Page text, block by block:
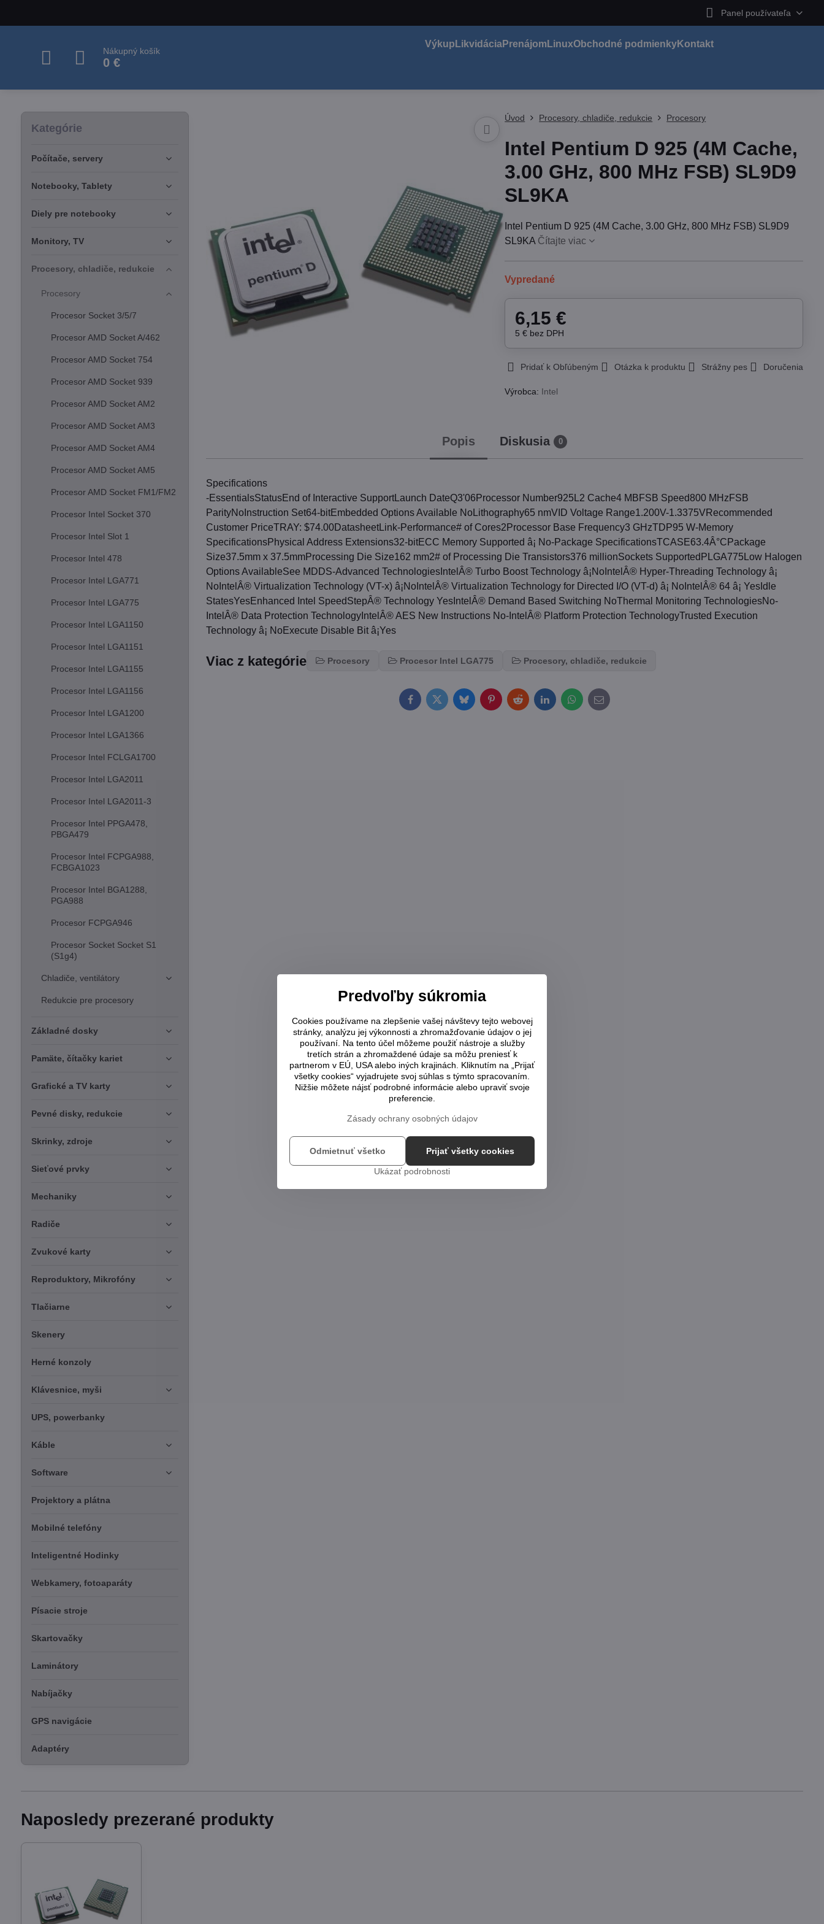
Panel používateľa
Nákupný košík
0 €
Výkup LikvidáciaPrenájom LinuxObchodné podmienkyKontakt
Úvod Procesory, chladiče, redukcie Procesory
Intel Pentium D 925 (4M Cache,
3.00 GHz, 800 MHz FSB) SL9D9
SL9KA
Intel Pentium D 925 (4M Cache, 3.00 GHz, 800 MHz FSB) SL9D9
SL9KA Čítajte viac
Vypredané
6,15 €
5 € bez DPH
Pridať k Obľúbeným Otázka k produktu Strážny pes Doručenia
Výrobca: Intel
Popis Diskusia 0
Specifications
-EssentialsStatusEnd of Interactive SupportLaunch DateQ3'06Processor Number925L2 Cache4 MBFSB Speed800 MHzFSB
ParityNoInstruction Set64-bitEmbedded Options Available NoLithography65 nmVID Voltage Range1.200V-1.3375VRecommended
Customer PriceTRAY: $74.00DatasheetLink-Performance# of Cores2Processor Base Frequency3 GHzTDP95 W-Memory
SpecificationsPhysical Address Extensions32-bitECC Memory Supported â¡ No-Package SpecificationsTCASE63.4Â°CPackage
Size37.5mm x 37.5mmProcessing Die Size162 mm2# of Processing Die Transistors376 millionSockets SupportedPLGA775Low Halogen
Options AvailableSee MDDS-Advanced TechnologiesIntelÂ® Turbo Boost Technology â¡NoIntelÂ® Hyper-Threading Technology â¡
NoIntelÂ® Virtualization Technology (VT-x) â¡NoIntelÂ® Virtualization Technology for Directed I/O (VT-d) â¡ NoIntelÂ® 64 â¡ YesIdle
StatesYesEnhanced Intel SpeedStepÂ® Technology YesIntelÂ® Demand Based Switching NoThermal Monitoring TechnologiesNo-
IntelÂ® Data Protection TechnologyIntelÂ® AES New Instructions No-IntelÂ® Platform Protection TechnologyTrusted Execution
Technology â¡ NoExecute Disable Bit â¡Yes
Viac z kategórie Procesory Procesor Intel LGA775 Procesory, chladiče, redukcie
FacebookTwitterBlueskyPinterestRedditLinkedInWhatsApp
E-
mail
Kategórie
Počítače, servery
Notebooky, Tablety
Diely pre notebooky
Monitory, TV
Procesory, chladiče, redukcie
Procesory
Procesor Socket 3/5/7
Procesor AMD Socket A/462
Procesor AMD Socket 754
Procesor AMD Socket 939
Procesor AMD Socket AM2
Procesor AMD Socket AM3
Procesor AMD Socket AM4
Procesor AMD Socket AM5
Procesor AMD Socket FM1/FM2
Procesor Intel Socket 370
Procesor Intel Slot 1
Procesor Intel 478
Procesor Intel LGA771
Procesor Intel LGA775
Procesor Intel LGA1150
Procesor Intel LGA1151
Procesor Intel LGA1155
Procesor Intel LGA1156
Procesor Intel LGA1200
Procesor Intel LGA1366
Procesor Intel FCLGA1700
Procesor Intel LGA2011
Procesor Intel LGA2011-3
Procesor Intel PPGA478,
PBGA479
Procesor Intel FCPGA988,
FCBGA1023
Procesor Intel BGA1288,
PGA988
Procesor FCPGA946
Procesor Socket Socket S1
(S1g4)
Chladiče, ventilátory
Redukcie pre procesory
Základné dosky
Pamäte, čítačky kariet
Grafické a TV karty
Pevné disky, redukcie
Skrinky, zdroje
Sieťové prvky
Mechaniky
Radiče
Zvukové karty
Reproduktory, Mikrofóny
Tlačiarne
Skenery
Herné konzoly
Klávesnice, myši
UPS, powerbanky
Káble
Software
Projektory a plátna
Mobilné telefóny
Inteligentné Hodinky
Webkamery, fotoaparáty
Písacie stroje
Skartovačky
Laminátory
Nabíjačky
GPS navigácie
Adaptéry
Naposledy prezerané produkty
Predvoľby súkromia
Cookies používame na zlepšenie vašej návštevy tejto webovej
stránky, analýzu jej výkonnosti a zhromažďovanie údajov o jej
používaní. Na tento účel môžeme použiť nástroje a služby
tretích strán a zhromaždené údaje sa môžu preniesť k
partnerom v EÚ, USA alebo iných krajinách. Kliknutím na „Prijať
všetky cookies“ vyjadrujete svoj súhlas s týmto spracovaním.
Nižšie môžete nájsť podrobné informácie alebo upraviť svoje
preferencie.
Zásady ochrany osobných údajov
Ukázať podrobnosti
Prijať všetky cookies
Odmietnuť všetko